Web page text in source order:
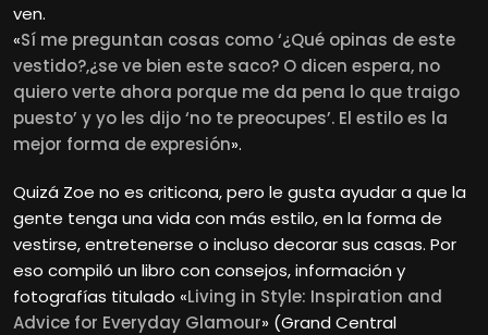
ven.
«Sí me preguntan cosas como ‘¿Qué opinas de este
vestido?,¿se ve bien este saco? O dicen espera, no
quiero verte ahora porque me da pena lo que traigo
puesto’ y yo les dijo ‘no te preocupes’. El estilo es la
mejor forma de expresión».
Quizá Zoe no es criticona, pero le gusta ayudar a que la
gente tenga una vida con más estilo, en la forma de
vestirse, entretenerse o incluso decorar sus casas. Por
eso compiló un libro con consejos, información y
fotografías titulado «Living in Style: Inspiration and
Advice for Everyday Glamour» (Grand Central